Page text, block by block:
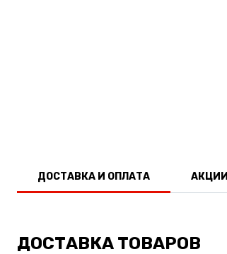
ДОСТАВКА И ОПЛАТА АКЦИИ
ДОСТАВКА ТОВАРОВ